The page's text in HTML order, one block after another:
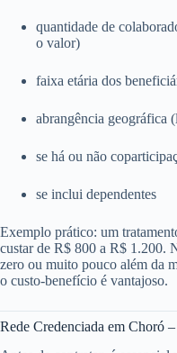
quantidade de
o valor)
faixa etária dos
abrangência geográfica
se há ou não
se inclui dependentes
Exemplo prático: um
custar de R$ 800 a R$ 1.200.
zero ou muito pouco além da
o custo-benefício é vantajoso.
Rede Credenciada em Choró